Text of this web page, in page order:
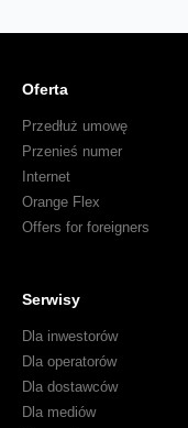
Oferta
Przedłuż umowę
Przenieś numer
Internet
Orange Flex
Offers for foreigners
Serwisy
Dla inwestorów
Dla operatorów
Dla dostawców
Dla mediów